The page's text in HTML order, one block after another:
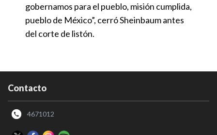
gobernamos para el pueblo, misión cumplida,
pueblo de México”, cerró Sheinbaum antes
del corte de listón.
Contacto
4671012